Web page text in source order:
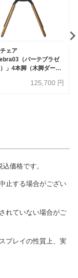
ェア
（バーテブラゼ
」4本脚（木脚ダー
）【受注生産品】
125,700 円
価格です。
止する場合がござい
れていない場合がご
プレイの性質上、実